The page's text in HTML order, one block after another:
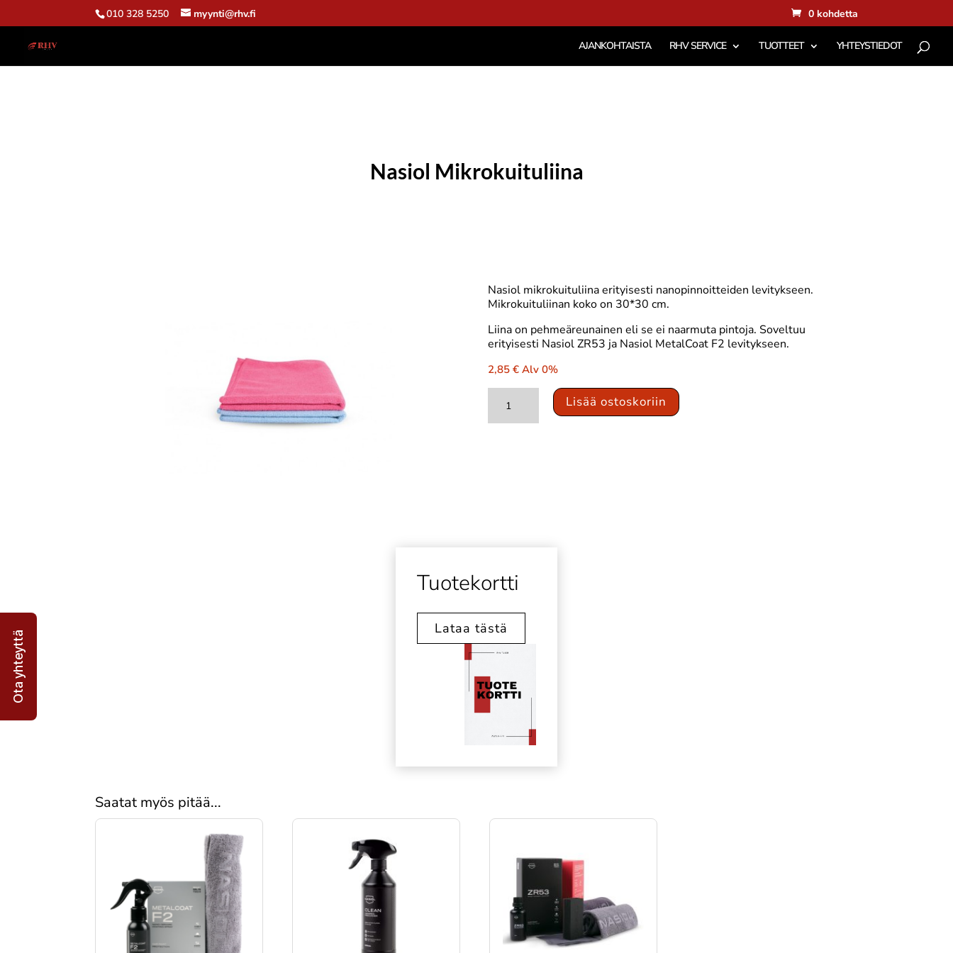
010 328 5250 myynti@rhv.fi 0 kohdetta
AJANKOHTAISTA RHV SERVICE TUOTTEET YHTEYSTIEDOT
Nasiol Mikrokuituliina
Nasiol mikrokuituliina erityisesti nanopinnoitteiden levitykseen.
Mikrokuituliinan koko on 30*30 cm.
Liina on pehmeäreunainen eli se ei naarmuta pintoja. Soveltuu
erityisesti Nasiol ZR53 ja Nasiol MetalCoat F2 levitykseen.
2,85€ Alv 0%
Mikrokuituliina
määrä
Lisää ostoskoriin
Tuotekortti
Lataa tästä
Saatat myös pitää...
Ota yhteyttä